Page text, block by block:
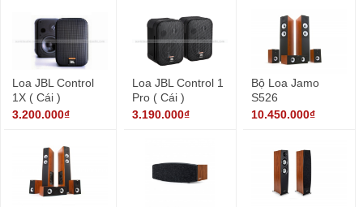
Loa JBL Control
1X ( Cái )
3.200.000₫
Loa JBL Control 1
Pro ( Cái )
3.190.000₫
Bộ Loa Jamo
S526
10.450.000₫